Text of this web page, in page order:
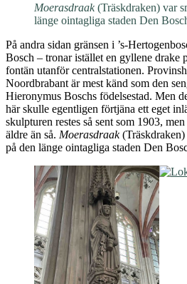
Moerasdraak(Träskdraken) var
länge ointagliga staden Den
På andra sidan gränsen i ’s-
Bosch – tronar istället en gyllene drake
fontän utanför centralstationen.
Noordbrabant är mest känd som den
Hieronymus Boschs födelsestad. Men
här skulle egentligen förtjäna ett eget
skulpturen restes så sent som 1903,
äldre än så. Moerasdraak(Träskdraken)
på den länge ointagliga staden Den